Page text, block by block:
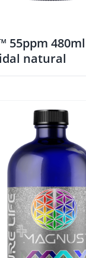
55ppm
natural